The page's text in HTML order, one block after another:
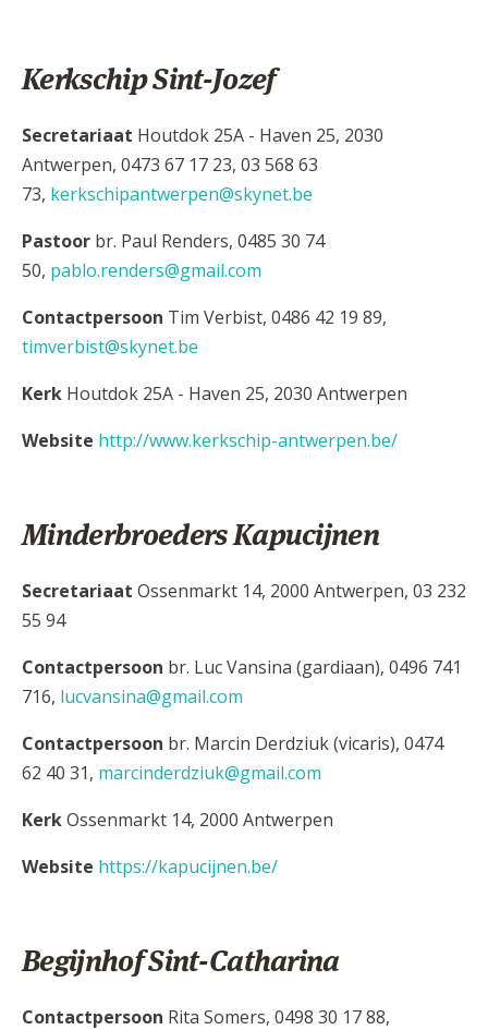
Kerkschip Sint-Jozef
Secretariaat Houtdok 25A - Haven 25, 2030
Antwerpen, 0473 67 17 23, 03 568 63
73, kerkschipantwerpen@skynet.be
Pastoor br. Paul Renders, 0485 30 74
50, pablo.renders@gmail.com
Contactpersoon Tim Verbist, 0486 42 19 89,
timverbist@skynet.be
Kerk Houtdok 25A - Haven 25, 2030 Antwerpen
Website http://www.kerkschip-antwerpen.be/
Minderbroeders Kapucijnen
Secretariaat Ossenmarkt 14, 2000 Antwerpen, 03 232
55 94
Contactpersoon br. Luc Vansina (gardiaan), 0496 741
716, lucvansina@gmail.com
Contactpersoon br. Marcin Derdziuk (vicaris), 0474
62 40 31, marcinderdziuk@gmail.com
KerkOssenmarkt 14, 2000 Antwerpen
Website https://kapucijnen.be/
Begijnhof Sint-Catharina
Contactpersoon Rita Somers, 0498 30 17 88,